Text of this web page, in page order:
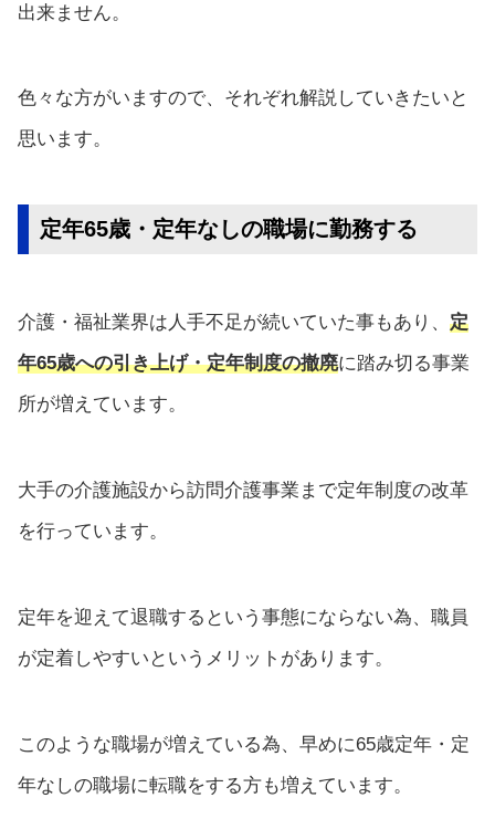
出来ません。
色々な方がいますので、それぞれ解説していきたいと
思います。
定年65歳・定年なしの職場に勤務する
介護・福祉業界は人手不足が続いていた事もあり、 定
年65歳への引き上げ・定年制度の撤廃に踏み切る事業
所が増えています。
大手の介護施設から訪問介護事業まで定年制度の改革
を行っています。
定年を迎えて退職するという事態にならない為、職員
が定着しやすいというメリットがあります。
このような職場が増えている為、早めに65歳定年・定
年なしの職場に転職をする方も増えています。